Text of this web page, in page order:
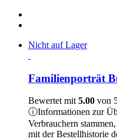
Nicht auf Lager
Familienporträt
Bewertet mit5.00 von
ⓘInformationen zur
Verbrauchern
mit der Bestellhistorie